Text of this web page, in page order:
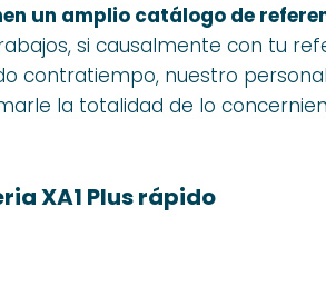
un amplio catálogo de
si causalmente con tu
contratiempo, nuestro
la totalidad de lo
XA1 Plus rápido